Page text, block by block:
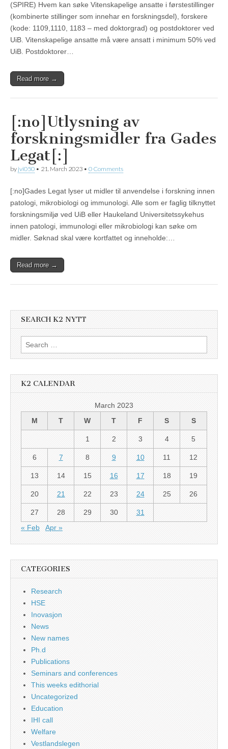
(SPIRE) Hvem kan søke Vitenskapelige ansatte i førstestillinger
(kombinerte stillinger som innehar en forskningsdel), forskere
(kode: 1109,1110, 1183 – med doktorgrad) og postdoktorer ved
UiB. Vitenskapelige ansatte må være ansatt i minimum 50% ved
UiB. Postdoktorer…
Read more →
[:no]Utlysning av
forskningsmidler fra Gades
Legat[:]
by jvi050 • 21. March 2023 • 0 Comments
[:no]Gades Legat lyser ut midler til anvendelse i forskning innen
patologi, mikrobiologi og immunologi. Alle som er faglig tilknyttet
forskningsmiljø ved UiB eller Haukeland Universitetssykehus
innen patologi, immunologi eller mikrobiologi kan søke om
midler. Søknad skal være kortfattet og inneholde:…
Read more →
SEARCH K2 NYTT
Search
for:
K2 CALENDAR
March 2023
M
T W T F S S
1 2 3 4 5
6 7 8 9 10 11 12
13 14 15 16 17 18 19
20 21 22 23 24 25 26
27 28 29 30
31
« Feb
Apr »
CATEGORIES
Research
HSE
Inovasjon
News
New names
Ph.d
Publications
Seminars and conferences
This weeks edithorial
Uncategorized
Education
IHI call
Welfare
Vestlandslegen